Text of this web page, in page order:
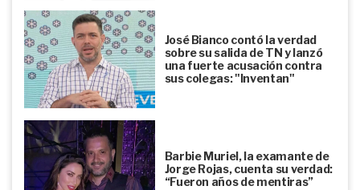
José Bianco contó la verdad
sobre su salida de TN y lanzó
una fuerte acusación contra
sus colegas: "Inventan"
Barbie Muriel, la examante de
Jorge Rojas, cuenta su verdad:
“Fueron años de mentiras”